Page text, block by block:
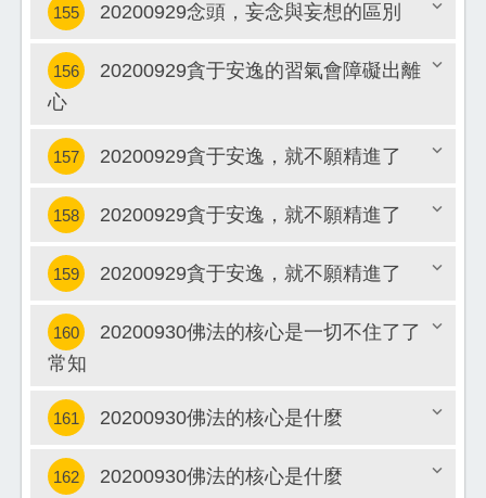
關閉
155 20200929念頭，妄念與妄想的區別
156
20200929貪于安逸的習氣會障礙出離
心
關閉
157 20200929貪于安逸，就不願精進了
關閉
158 20200929貪于安逸，就不願精進了
關閉
159 20200929貪于安逸，就不願精進了
160
20200930佛法的核心是一切不住了了
常知
關閉
161 20200930佛法的核心是什麼
162 20200930佛法的核心是什麼